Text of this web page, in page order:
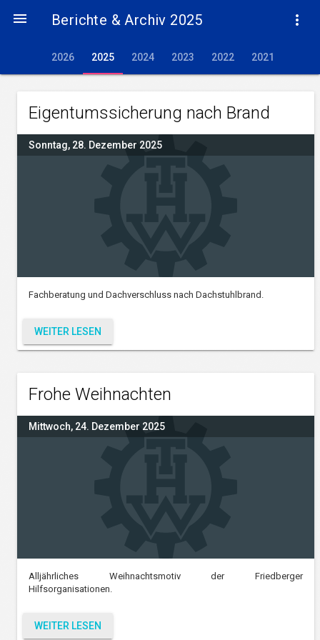
 Berichte & Archiv 2025 
2026 2025 2024 2023 2022 2021
Eigentumssicherung nach Brand
Sonntag, 28. Dezember 2025
Fachberatung und Dachverschluss nach Dachstuhlbrand.
WEITER LESEN
Frohe Weihnachten
Mittwoch, 24. Dezember 2025
Alljährliches Weihnachtsmotiv der Friedberger
Hilfsorganisationen.
WEITER LESEN